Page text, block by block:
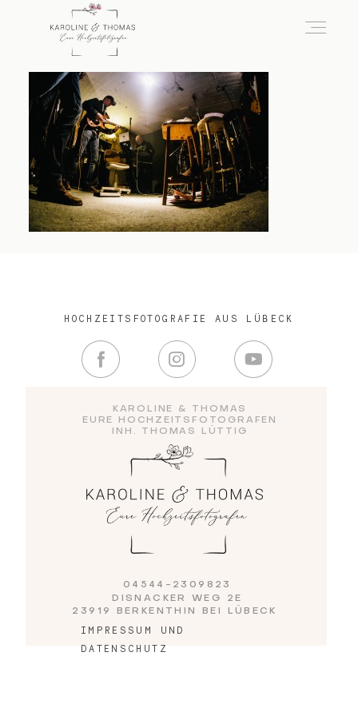
KAROLINE & THOMAS
EURE HOCHZEITSFOTOGRAFEN
INH. THOMAS LÜTTIG
IMPRESSUM UND
DATENSCHUTZ
04544-2309823
DISNACKER WEG 2E
23919 BERKENTHIN BEI LÜBECK
HOCHZEITSFOTOGRAFIE AUS LÜBECK
home
Hochzeit
das besondere Portrait
Kontakt
Blog
Impressum